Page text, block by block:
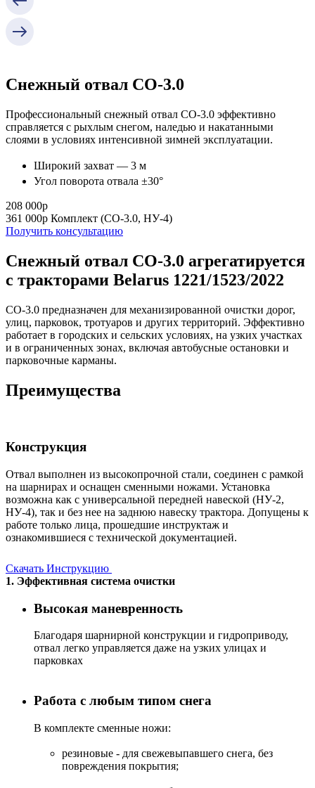
Снежный отвал СО-3.0
Профессиональный снежный отвал СО-3.0 эффективно
справляется с рыхлым снегом, наледью и накатанными
слоями в условиях интенсивной зимней эксплуатации.
Широкий захват — 3 м
Угол поворота отвала ±30°
208 000р
361 000р Комплект (СО-3.0, НУ-4)
Получить консультацию
Снежный отвал СО-3.0 агрегатируется
с тракторами Belarus 1221/1523/2022
СО-3.0 предназначен для механизированной очистки дорог,
улиц, парковок, тротуаров и других территорий. Эффективно
работает в городских и сельских условиях, на узких участках
и в ограниченных зонах, включая автобусные остановки и
парковочные карманы.
Преимущества
Конструкция
Отвал выполнен из высокопрочной стали, соединен с рамкой
на шарнирах и оснащен сменными ножами. Установка
возможна как с универсальной передней навеской (НУ-2,
НУ-4), так и без нее на заднюю навеску трактора. Допущены к
работе только лица, прошедшие инструктаж и
ознакомившиеся с технической документацией.
Скачать Инструкцию
1. Эффективная система очистки
Высокая маневренность
Благодаря шарнирной конструкции и гидроприводу,
отвал легко управляется даже на узких улицах и
парковках
Работа с любым типом снега
В комплекте сменные ножи:
резиновые - для свежевыпавшего снега, без
повреждения покрытия;